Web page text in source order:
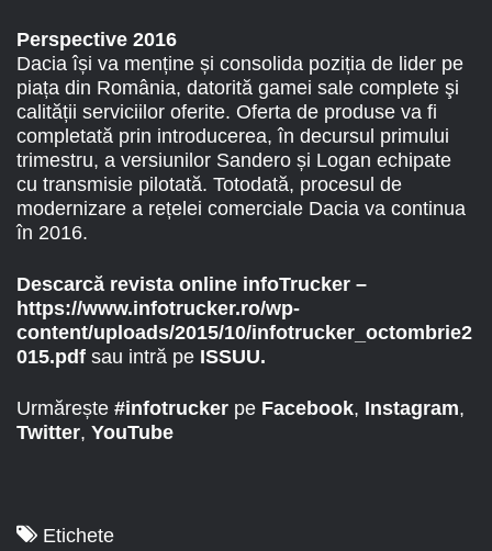
Perspective 2016
Dacia își va menține și consolida poziția de lider pe
piața din România, datorită gamei sale complete şi
calității serviciilor oferite. Oferta de produse va fi
completată prin introducerea, în decursul primului
trimestru, a versiunilor Sandero și Logan echipate
cu transmisie pilotată. Totodată, procesul de
modernizare a rețelei comerciale Dacia va continua
în 2016.
Descarcă revista online infoTrucker –
https://www.infotrucker.ro/wp-
content/uploads/2015/10/infotrucker_octombrie2
015.pdf sau intră pe ISSUU.
Urmărește #infotrucker pe Facebook, Instagram,
Twitter, YouTube
Etichete